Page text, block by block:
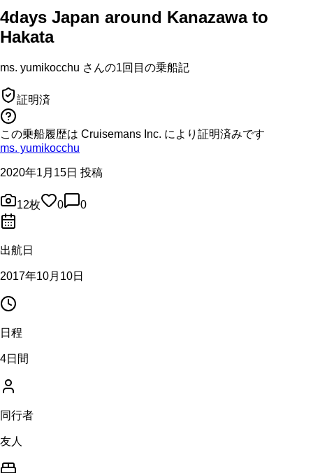
4days Japan around Kanazawa to
Hakata
ms. yumikocchu さんの1回目の乗船記
証明済
この乗船履歴は Cruisemans Inc. により証明済みです
ms. yumikocchu
2020年1月15日 投稿
12枚 0 0
出航日
2017年10月10日
日程
4日間
同行者
友人